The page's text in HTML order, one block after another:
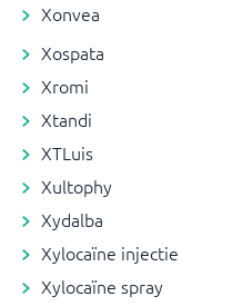
Xonvea
Xospata
Xromi
Xtandi
XTLuis
Xultophy
Xydalba
Xylocaïne injectie
Xylocaïne spray